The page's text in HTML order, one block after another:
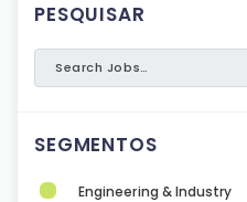
PESQUISAR
SEGMENTOS
Engineering & Industry